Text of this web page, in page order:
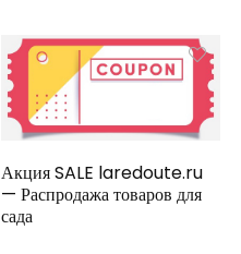
Акция SALE laredoute.ru
— Распродажа товаров для
сада